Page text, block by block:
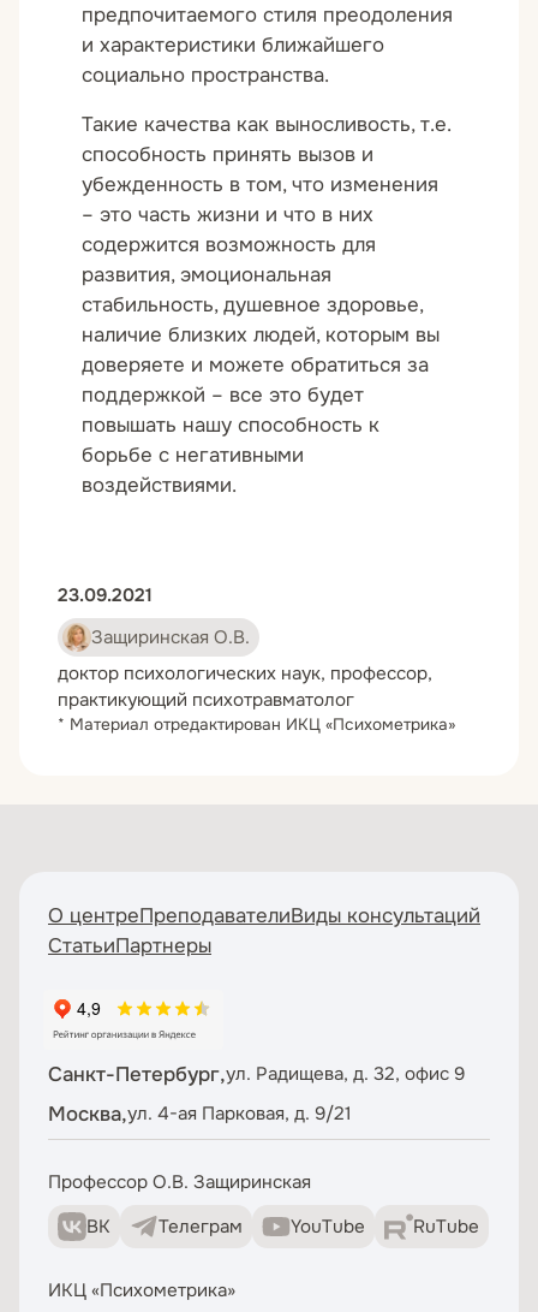
предпочитаемого стиля преодоления
и характеристики ближайшего
социально пространства.
Такие качества как выносливость, т.е.
способность принять вызов и
убежденность в том, что изменения
– это часть жизни и что в них
содержится возможность для
развития, эмоциональная
стабильность, душевное здоровье,
наличие близких людей, которым вы
доверяете и можете обратиться за
поддержкой – все это будет
повышать нашу способность к
борьбе с негативными
воздействиями.
23.09.2021
Защиринская О.В.
доктор психологических наук, профессор,
практикующий психотравматолог
* Материал отредактирован ИКЦ «Психометрика»
О центреПреподавателиВиды консультаций
СтатьиПартнеры
Санкт-Петербург,ул. Радищева, д. 32, офис 9
Москва,ул. 4-ая Парковая, д. 9/21
Профессор О.В. Защиринская
ВК
Телеграм YouTube RuTube
ИКЦ «Психометрика»